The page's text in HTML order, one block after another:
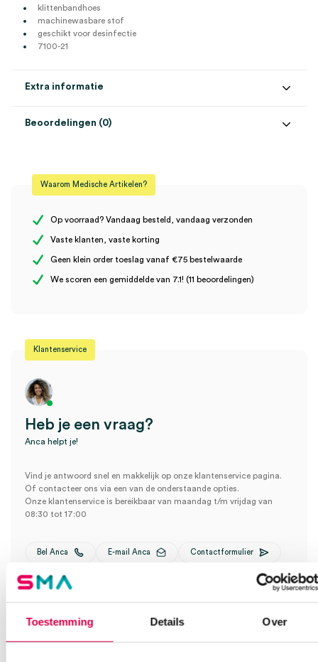
Toestemming Details Over
klittenbandhoes
machinewasbare stof
geschikt voor desinfectie
7100-21
Extra informatie
Model ABPM 7100
Beoordelingen (0)
Er zijn nog geen beoordelingen.
(set)” te beoordelen
Waarom Medische Artikelen?
Op voorraad? Vandaag besteld, vandaag verzonden
Vaste klanten, vaste korting
Geen klein order toeslag vanaf €75 bestelwaarde
We scoren een gemiddelde van 7.1! (11 beoordelingen)
Klantenservice
Heb je een vraag?
Anca helpt je!
Vind je antwoord snel en makkelijk op onze klantenservice pagina.
Of contacteer ons via een van de onderstaande opties.
Onze klantenservice is bereikbaar van maandag t/m vrijdag van
08:30 tot 17:00
Bel Anca E-mail Anca Contactformulier